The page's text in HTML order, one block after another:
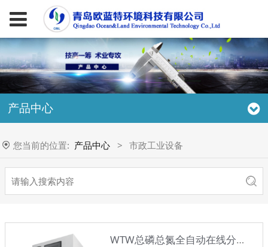
产品中心
您当前的位置: 产品中心 > 市政工业设备
WTW总磷总氮全自动在线分析仪